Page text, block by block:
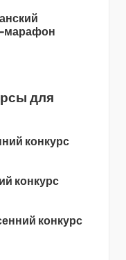
марафон
для
конкурс
конкурс
конкурс